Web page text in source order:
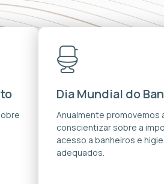
Dia Mundial do
Anualmente promovemos
conscientizar sobre a
acesso a banheiros e
adequados.